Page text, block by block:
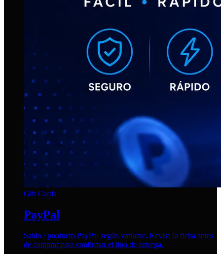
Gift Cards
PayPal
Saldo / producto PayPal según variante. Revisa la ficha antes
de comprar para confirmar el tipo de entrega.